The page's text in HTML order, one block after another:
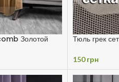
Золотой Тюль грек
150грн